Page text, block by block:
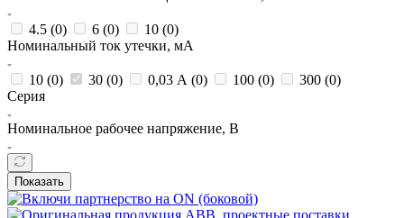
4.5 (0) 6 (0) 10 (0)
Номинальный ток утечки, мА
10 (0) 30 (0) 0,03 А (0) 100 (0) 300 (0)
Серия
Номинальное рабочее напряжение, В
Показать